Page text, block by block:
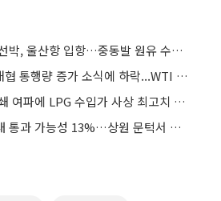
호르무즈 첫 통과 韓 선박, 울산항 입항…중동발 원유 수송 '분수령’
국제유가, 호르무즈 해협 통행량 증가 소식에 하락...WTI 3.4%↓
日, 호르무즈 해협 봉쇄 여파에 LPG 수입가 사상 최고치 경신
美 클래리티 법안 연내 통과 가능성 13%…상원 문턱서 제동